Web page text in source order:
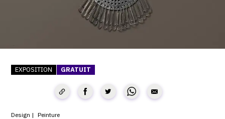
CRÉER SON CATALOGUE D'EXPO
PUBLIER SES EXPOSITIONS
À PROPOS
EXPOSITION GRATUIT
Design Peinture